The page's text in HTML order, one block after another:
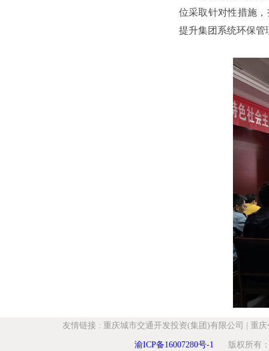
位采取针对性措施
提升集团系统环保管
友情链接 : 重庆城市交通开发投资(集团)有限公司 重庆
渝ICP备16007280号-1 版权所有：